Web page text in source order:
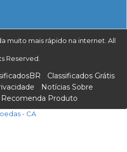
muito mais rápido na internet. All
Reserved.
Classificados Grátis
Notícias Sobre
Recomenda Produto
- CA